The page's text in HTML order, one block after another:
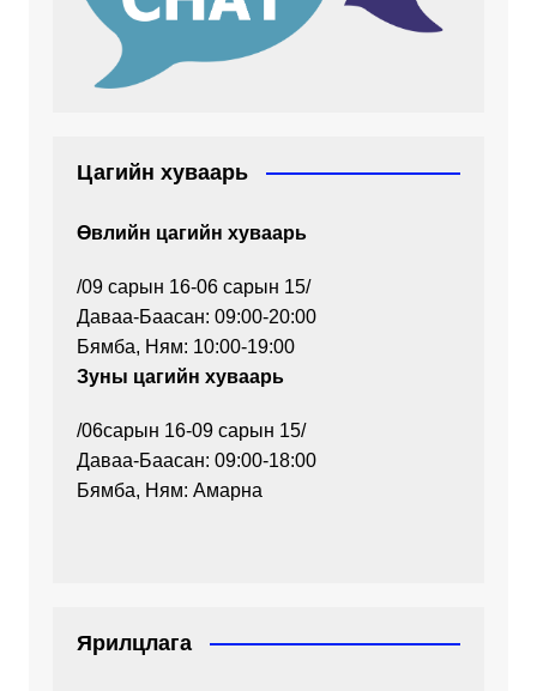
Цагийн хуваарь
Өвлийн цагийн хуваарь
/09 сарын 16-06 сарын 15/
Даваа-Баасан: 09:00-20:00
Бямба, Ням: 10:00-19:00
Зуны цагийн хуваарь
/06сарын 16-09 сарын 15/
Даваа-Баасан: 09:00-18:00
Бямба, Ням: Амарна
Ярилцлага